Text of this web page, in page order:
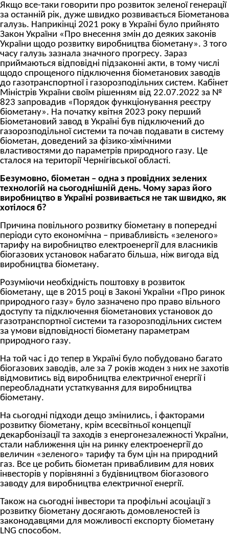
Якщо все-таки говорити про розвиток зеленої генерації
за останній рік, дуже швидко розвивається Біометанова
галузь. Наприкінці 2021 року в Україні було прийнято
Закон України «Про внесення змін до деяких законів
України щодо розвитку виробництва біометану». З того
часу галузь зазнала значного прогресу. Зараз
приймаються відповідні підзаконні акти, в тому числі
щодо спрощеного підключення біометанових заводів
до газотранспортної і газорозподільних систем. Кабінет
Міністрів України своїм рішенням від 22.07.2022 за №
823 запровадив «Порядок функціонування реєстру
біометану». На початку квітня 2023 року перший
Біометановий завод в Україні був підключений до
газорозподільної системи та почав подавати в систему
біометан, доведений за фізико-хімічними
властивостями до параметрів природного газу. Це
сталося на території Чернігівської області.
Безумовно, біометан – одна з провідних зелених
технологій на сьогоднішній день. Чому зараз його
виробництво в Україні розвивається не так швидко, як
хотілося б?
Причина повільного розвитку біометану в попередні
періоди суто економічна – привабливість «зеленого»
тарифу на виробництво електроенергії для власників
біогазових установок набагато більша, ніж вигода від
виробництва біометану.
Розуміючи необхідність поштовху в розвиток
біометану, ще в 2015 році в Законі України «Про ринок
природного газу» було зазначено про право вільного
доступу та підключення біометанових установок до
газотранспортної системи та газорозподільних систем
за умови відповідності біометану параметрам
природного газу.
На той час і до тепер в Україні було побудовано багато
біогазових заводів, але за 7 років жоден з них не захотів
відмовитись від виробництва електричної енергії і
переобладнати устаткування для виробництва
біометану.
На сьогодні підходи дещо змінились, і факторами
розвитку біометану, крім всесвітньої концепції
декарбонізації та заходів з енергонезалежності України,
стали наближення цін на ринку електроенергії до
величин «зеленого» тарифу та бум цін на природний
газ. Все це робить біометан привабливим для нових
інвесторів у порівнянні з будівництвом біогазового
заводу для виробництва електричної енергії.
Також на сьогодні інвестори та профільні асоціації з
розвитку біометану досягають домовленостей із
законодавцями для можливості експорту біометану
LNG способом.